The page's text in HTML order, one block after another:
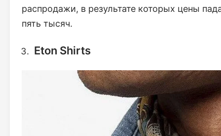
распродажи, в результате которых цены
пять тысяч.
Eton Shirts